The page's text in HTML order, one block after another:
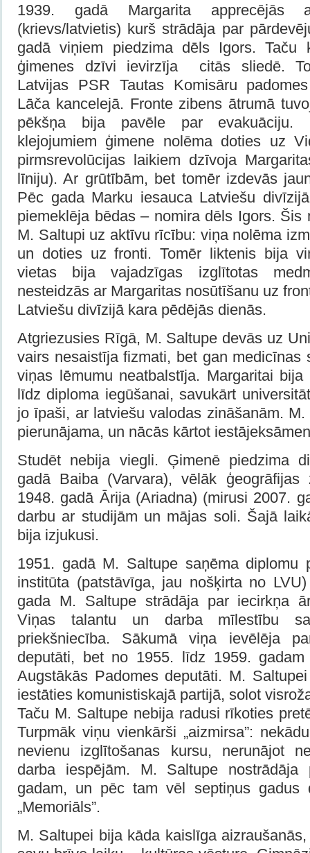
1939. gadā Margarita apprecējās
(krievs/latvietis) kurš strādāja par
gadā viņiem piedzima dēls Igors. Taču
ģimenes dzīvi ievirzīja citās sliedē.
Latvijas PSR Tautas Komisāru padomes
Lāča kancelejā. Fronte zibens ātrumā
pēkšņa bija pavēle par evakuāciju.
klejojumiem ģimene nolēma doties uz
pirmsrevolūcijas laikiem dzīvoja
līniju). Ar grūtībām, bet tomēr izdevās
Pēc gada Marku iesauca Latviešu
piemeklēja bēdas – nomira dēls Igors. Šis
M. Saltupi uz aktīvu rīcību: viņa nolēma
un doties uz fronti. Tomēr liktenis bija
vietas bija vajadzīgas izglītotas
nesteidzās ar Margaritas nosūtīšanu uz
Latviešu divīzijā kara pēdējās dienās.
Atgriezusies Rīgā, M. Saltupe devās uz
vairs nesaistīja fizmati, bet gan medicīnas
viņas lēmumu neatbalstīja. Margaritai
līdz diploma iegūšanai, savukārt
jo īpaši, ar latviešu valodas zināšanām.
pierunājama, un nācās kārtot
Studēt nebija viegli. Ģimenē piedzima
gadā Baiba (Varvara), vēlāk ģeogrāfijas
1948. gadā Ārija (Ariadna) (mirusi 2007.
darbu ar studijām un mājas soli. Šajā
bija izjukusi.
1951. gadā M. Saltupe saņēma diplomu
institūta (patstāvīga, jau nošķirta no
gada M. Saltupe strādāja par iecirkņa
Viņas talantu un darba mīlestību
priekšniecība. Sākumā viņa ievēlēja
deputāti, bet no 1955. līdz 1959.
Augstākās Padomes deputāti. M.
iestāties komunistiskajā partijā, solot
Taču M. Saltupe nebija radusi rīkoties
Turpmāk viņu vienkārši „aizmirsa”:
nevienu izglītošanas kursu, nerunājot
darba iespējām. M. Saltupe
gadam, un pēc tam vēl septiņus gadus
„Memoriāls”.
M. Saltupei bija kāda kaislīga